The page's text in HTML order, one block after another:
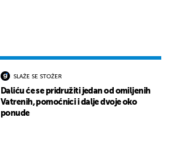
SLAŽE SE STOŽER
Daliću će se pridružiti jedan od omiljenih
Vatrenih, pomoćnici i dalje dvoje oko
ponude